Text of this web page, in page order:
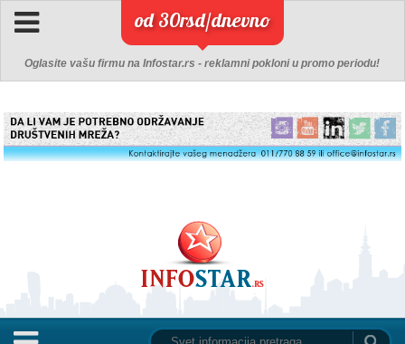
od 30rsd/dnevno
Oglasite vašu firmu na Infostar.rs - reklamni pokloni u promo periodu!